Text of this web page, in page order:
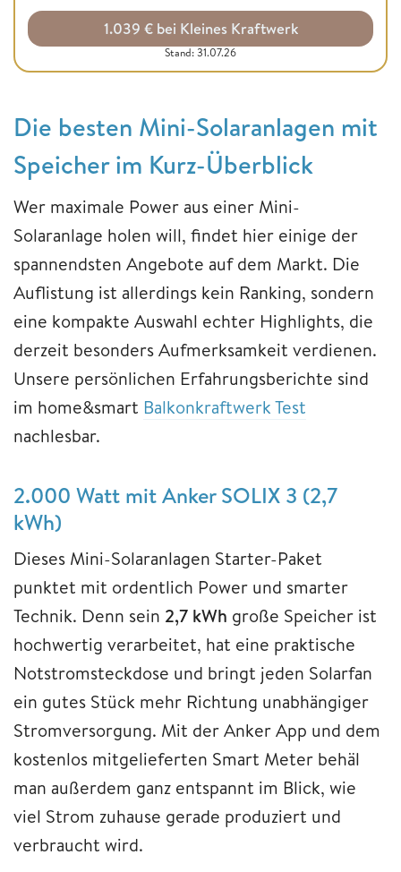
1.039 € bei Kleines Kraftwerk
Stand: 31.07.26
Die besten Mini-Solaranlagen mit
Speicher im Kurz-Überblick
Wer maximale Power aus einer Mini-
Solaranlage holen will, findet hier einige der
spannendsten Angebote auf dem Markt. Die
Auflistung ist allerdings kein Ranking, sondern
eine kompakte Auswahl echter Highlights, die
derzeit besonders Aufmerksamkeit verdienen.
Unsere persönlichen Erfahrungsberichte sind
im home&smart Balkonkraftwerk Test
nachlesbar.
2.000 Watt mit Anker SOLIX 3 (2,7
kWh)
Dieses Mini-Solaranlagen Starter-Paket
punktet mit ordentlich Power und smarter
Technik. Denn sein 2,7 kWh große Speicher ist
hochwertig verarbeitet, hat eine praktische
Notstromsteckdose und bringt jeden Solarfan
ein gutes Stück mehr Richtung unabhängiger
Stromversorgung. Mit der Anker App und dem
kostenlos mitgelieferten Smart Meter behäl
man außerdem ganz entspannt im Blick, wie
viel Strom zuhause gerade produziert und
verbraucht wird.